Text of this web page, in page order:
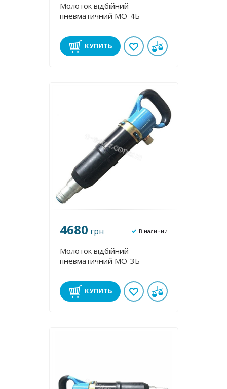
Молоток відбійний
пневматичний МО-4Б
КУПИТЬ
4680 грн В наличии
Молоток відбійний
пневматичний МО-3Б
КУПИТЬ